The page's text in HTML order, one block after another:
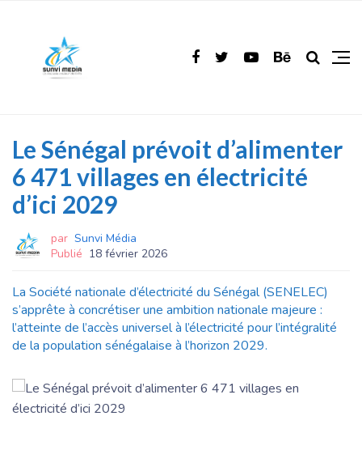
Le Sénégal prévoit d’alimenter
6 471 villages en électricité
d’ici 2029
par Sunvi Média
Publié 18 février 2026
La Société nationale d’électricité du Sénégal (SENELEC)
s’apprête à concrétiser une ambition nationale majeure :
l’atteinte de l’accès universel à l’électricité pour l’intégralité
de la population sénégalaise à l’horizon 2029.